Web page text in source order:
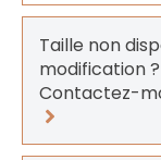
Taille non
modification ?
Contactez-